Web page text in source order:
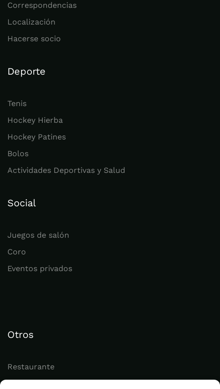
Correspondencias
Localización
Hacerse socio
Deporte
Tenis
Hockey Hierba
Hockey Patines
Bolos
Actividades Deportivas y Salud
Social
Juegos de salón
Coro
Eventos privados
Otros
Restaurante